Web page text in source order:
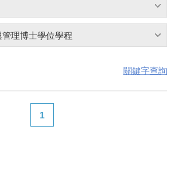
理博士學位學程
關鍵字查詢
1